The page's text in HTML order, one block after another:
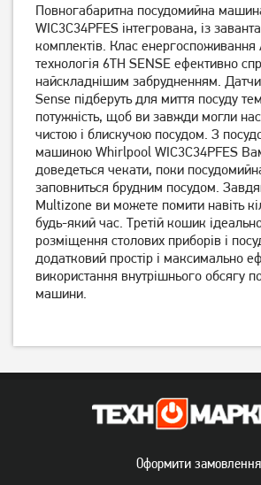
Посудомийна машина
Whirlpool WIC3C33PFE
23 099грн
18 479грн
16 189
12 949
Посудомийна машина
12 949 13 309
Повногабаритна посудомийна
WIC3C34PFES інтегрована, із
комплектів. Клас
технологія 6TH SENSE ефективно
найскладнішим забрудненням.
Sense підберуть для миття посуду
потужність, щоб ви завжди могли
чистою і блискучою посудом. З
машиною Whirlpool WIC3C34PFES
доведеться чекати, поки
заповниться брудним посудом.
Multizone ви можете помити навіть
будь-який час. Третій кошик
розміщення столових приборів і
додатковий простір і максимально
використання внутрішнього обсягу
машини.
Оформити замовлення